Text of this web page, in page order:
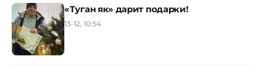
«Туган як» дарит подарки!
13-12, 10:54